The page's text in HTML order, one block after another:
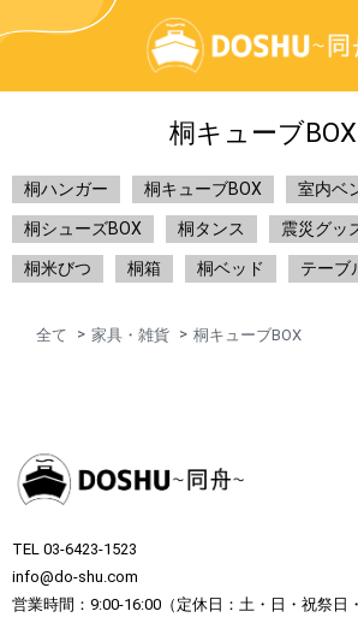
桐キューブBOX
桐ハンガー 桐キューブBOX 室内ベ
桐シューズBOX 桐タンス 震災グッ
桐米びつ 桐箱 桐ベッド テーブ
全て 家具・雑貨 桐キューブBOX
TEL 03-6423-1523
info@do-shu.com
営業時間：9:00-16:00（定休日：土・日・祝祭日